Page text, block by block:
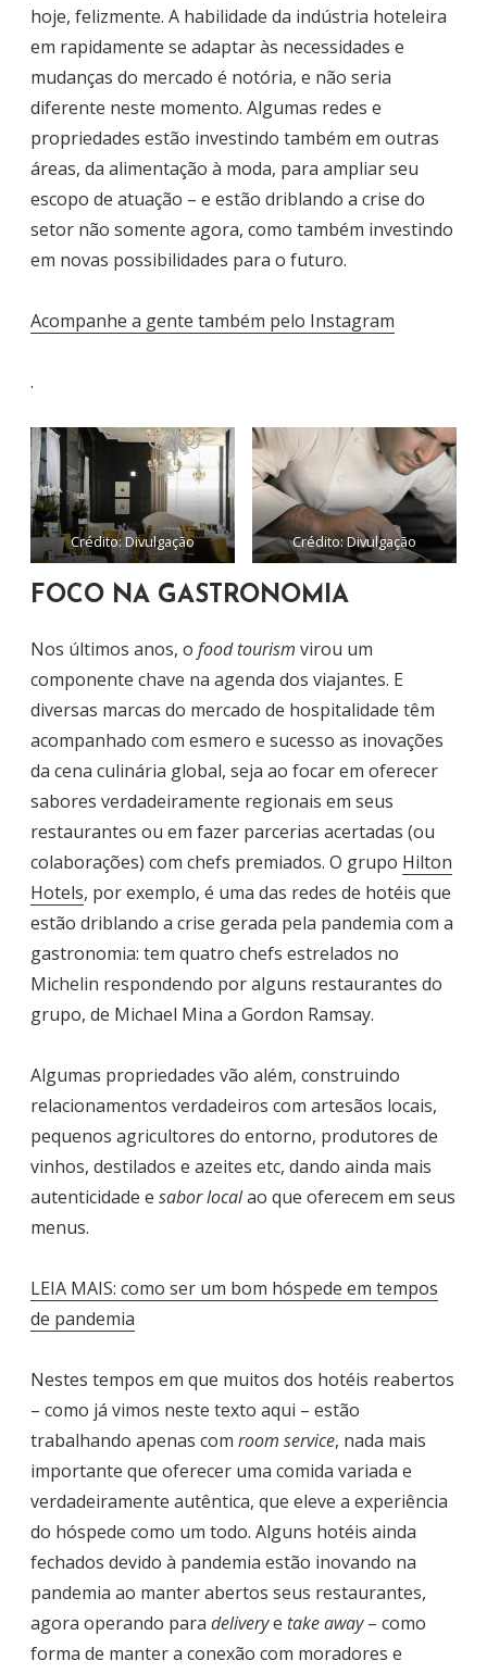
hoje, felizmente. A habilidade da indústria hoteleira
em rapidamente se adaptar às necessidades e
mudanças do mercado é notória, e não seria
diferente neste momento. Algumas redes e
propriedades estão investindo também em outras
áreas, da alimentação à moda, para ampliar seu
escopo de atuação – e estão driblando a crise do
setor não somente agora, como também investindo
em novas possibilidades para o futuro.
Acompanhe a gente também pelo Instagram
.
Crédito: Divulgação Crédito: Divulgação
FOCO NA GASTRONOMIA
Nos últimos anos, o food tourism virou um
componente chave na agenda dos viajantes. E
diversas marcas do mercado de hospitalidade têm
acompanhado com esmero e sucesso as inovações
da cena culinária global, seja ao focar em oferecer
sabores verdadeiramente regionais em seus
restaurantes ou em fazer parcerias acertadas (ou
colaborações) com chefs premiados. O grupo Hilton
Hotels, por exemplo, é uma das redes de hotéis que
estão driblando a crise gerada pela pandemia com a
gastronomia: tem quatro chefs estrelados no
Michelin respondendo por alguns restaurantes do
grupo, de Michael Mina a Gordon Ramsay.
Algumas propriedades vão além, construindo
relacionamentos verdadeiros com artesãos locais,
pequenos agricultores do entorno, produtores de
vinhos, destilados e azeites etc, dando ainda mais
autenticidade e sabor localao que oferecem em seus
menus.
LEIA MAIS: como ser um bom hóspede em tempos
de pandemia
Nestes tempos em que muitos dos hotéis reabertos
– como já vimos neste texto aqui – estão
trabalhando apenas com room service, nada mais
importante que oferecer uma comida variada e
verdadeiramente autêntica, que eleve a experiência
do hóspede como um todo. Alguns hotéis ainda
fechados devido à pandemia estão inovando na
pandemia ao manter abertos seus restaurantes,
agora operando para deliverye take away– como
forma de manter a conexão com moradores e